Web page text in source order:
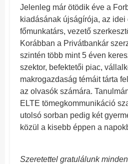
Jelenleg már ötödik éve a
kiadásának újságírója, az idei
főmunkatárs, vezető
Korábban a Privátbankár
szintén több mint 5 éven
szektor, befektetői piac,
makrogazdaság témáit tárta
az olvasók számára.
ELTE tömegkommunikáció
utolsó sorban pedig két
közül a kisebb éppen a
Szeretettel gratulálunk